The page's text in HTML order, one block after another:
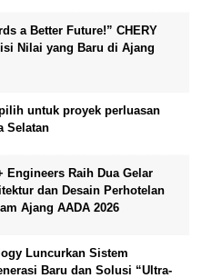
a Better Future!” CHERY
Nilai yang Baru di Ajang
untuk proyek perluasan
Selatan
Engineers Raih Dua Gelar
dan Desain Perhotelan
Ajang AADA 2026
Luncurkan Sistem
Baru dan Solusi “Ultra-